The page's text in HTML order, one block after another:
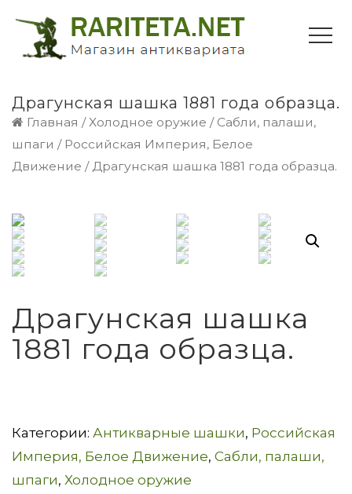
Драгунская шашка 1881 года образца.
Главная /Холодное оружие / Сабли, палаши,
шпаги / Российская Империя, Белое
Движение / Драгунская шашка 1881 года образца.
Драгунская шашка
1881 года образца.
Категории: Антикварные шашки, Российская
Империя, Белое Движение, Сабли, палаши,
шпаги, Холодное оружие